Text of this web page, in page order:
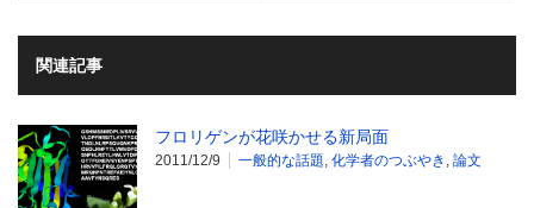
関連記事
フロリゲンが花咲かせる新局面
2011/12/9 一般的な話題, 化学者のつぶやき , 論文